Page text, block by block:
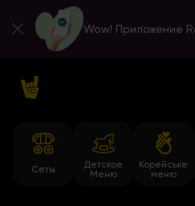
Wow! Приложение
Сеты
Детское
Меню
Корейське
меню